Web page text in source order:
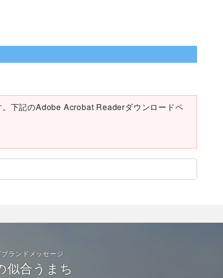
下記のAdobe Acrobat Readerダウンロードペ
ブランドメッセージ
似合うまち